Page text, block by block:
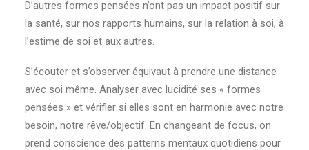
D’autres formes pensées n’ont pas un impact positif sur
la santé, sur nos rapports humains, sur la relation à soi, à
l’estime de soi et aux autres.
S’écouter et s’observer équivaut à prendre une distance
avec soi même. Analyser avec lucidité ses « formes
pensées » et vérifier si elles sont en harmonie avec notre
besoin, notre rêve/objectif. En changeant de focus, on
prend conscience des patterns mentaux quotidiens pour